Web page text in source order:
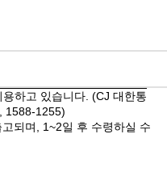
하고 있습니다. (CJ 대한통
, 1588-1255)
되며, 1~2일 후 수령하실 수